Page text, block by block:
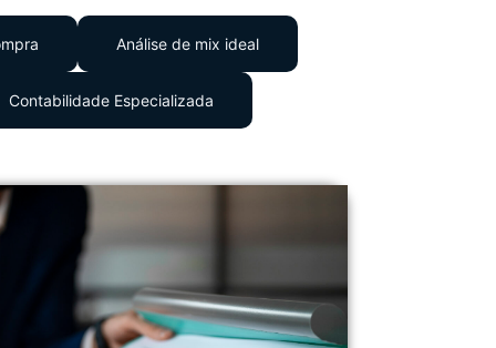
Análise de mix ideal
Contabilidade Especializada